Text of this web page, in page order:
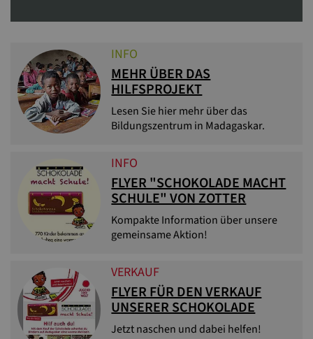
INFO
MEHR ÜBER DAS
HILFSPROJEKT
Lesen Sie hier mehr über das
Bildungszentrum in Madagaskar.
INFO
FLYER "SCHOKOLADE MACHT
SCHULE" VON ZOTTER
Kompakte Information über unsere
gemeinsame Aktion!
VERKAUF
FLYER FÜR DEN VERKAUF
UNSERER SCHOKOLADE
Jetzt naschen und dabei helfen!